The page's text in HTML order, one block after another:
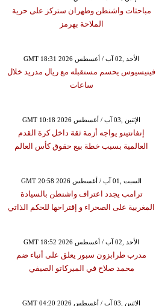
مباحثات واشنطن وطهران ستركز على حرية
الملاحة بهرمز
GMT 18:31 2026 الأحد ,02 آب / أغسطس
فينيسيوس يحسم مستقبله مع ريال مدريد خلال
ساعات
GMT 10:18 2026 الإثنين ,03 آب / أغسطس
إنفانتينو يواجه أزمة ثقة داخل كرة القدم
العالمية بسبب خطة بيع حقوق كأس العالم
GMT 20:58 2026 السبت ,01 آب / أغسطس
ترامب يجدد اعتراف واشنطن بالسيادة
المغربية على الصحراء و إقتراحها للحكم الذاتي
GMT 18:52 2026 الأحد ,02 آب / أغسطس
مدرب طرابزون سبور يعلق على أنباء ضم
محمد صلاح في الميركاتو الصيفي
GMT 04:20 2026 الإثنين ,03 آب / أغسطس